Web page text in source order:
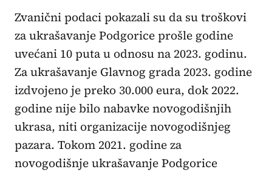
Zvanični podaci pokazali su da su troškovi
za ukrašavanje Podgorice prošle godine
uvećani 10 puta u odnosu na 2023. godinu.
Za ukrašavanje Glavnog grada 2023. godine
izdvojeno je preko 30.000 eura, dok 2022.
godine nije bilo nabavke novogodišnjih
ukrasa, niti organizacije novogodišnjeg
pazara. Tokom 2021. godine za
novogodišnje ukrašavanje Podgorice